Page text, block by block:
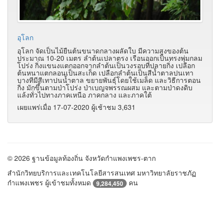
อุโลก
อุโลก จัดเป็นไม้ยืนต้นขนาดกลางผลัดใบ มีความสูงของต้น
ประมาณ 10-20 เมตร ลำต้นเปลาตรง เรือนออกเป็นทรงพุ่มกลม
โปร่ง กิ่งแขนงแตกออกจากลำต้นเป็นวงรอบที่ปลายกิ่ง เปลือก
ต้นหนาแตกลอนเป็นสะเก็ด เปลือกลำต้นเป็นสีน้ำตาลปนเทา
บางทีมีสีเทาปนน้ำตาล ขยายพันธุ์โดยใช้เมล็ด และวิธีการตอน
กิ่ง มักขึ้นตามป่าโปร่ง ป่าเบญจพรรณผสม และตามป่าดงดิบ
แล้งทั่วไปทางภาคเหนือ ภาคกลาง และภาคใต้
เผยแพร่เมื่อ 17-07-2020 ผู้เช้าชม 3,631
© 2026 ฐานข้อมูลท้องถิ่น จังหวัดกำแพงเพชร-ตาก
สำนักวิทยบริการและเทคโนโลยีสารสนเทศ มหาวิทยาลัยราชภัฏ
กำแพงเพชร ผู้เข้าชมทั้งหมด
9,284,450 คน